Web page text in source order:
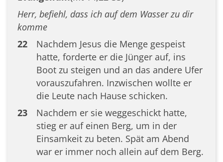
Herr, befiehl, dass ich auf dem Wasser zu dir
komme
22
Nachdem Jesus die Menge gespeist
hatte, forderte er die Jünger auf, ins
Boot zu steigen und an das andere Ufer
vorauszufahren. Inzwischen wollte er
die Leute nach Hause schicken.
23
Nachdem er sie weggeschickt hatte,
stieg er auf einen Berg, um in der
Einsamkeit zu beten. Spät am Abend
war er immer noch allein auf dem Berg.